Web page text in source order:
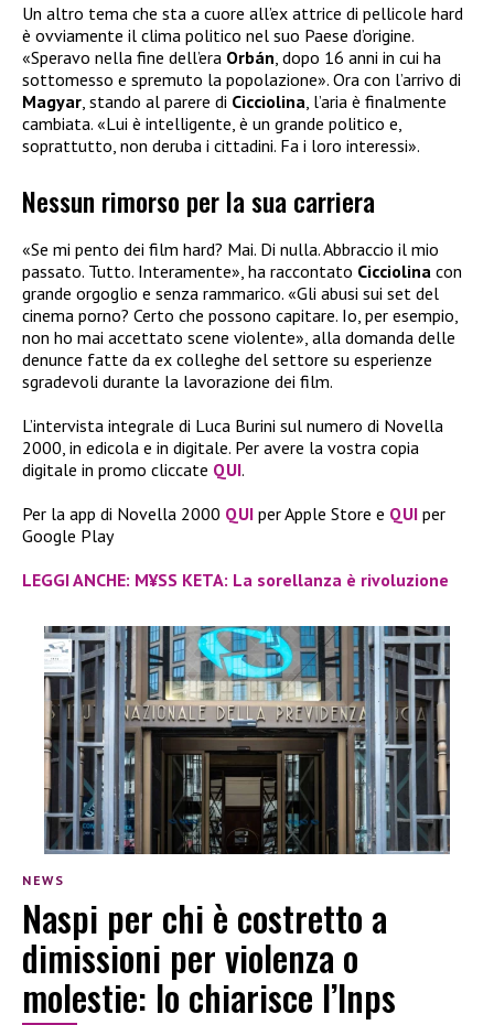
Un altro tema che sta a cuore all’ex attrice di pellicole hard
è ovviamente il clima politico nel suo Paese d’origine.
«Speravo nella fine dell’era Orbán , dopo 16 anni in cui ha
sottomesso e spremuto la popolazione». Ora con l’arrivo di
Magyar , stando al parere di Cicciolina , l’aria è finalmente
cambiata. «Lui è intelligente, è un grande politico e,
soprattutto, non deruba i cittadini. Fa i loro interessi».
Nessun rimorso per la sua carriera
«Se mi pento dei film hard? Mai. Di nulla. Abbraccio il mio
passato. Tutto. Interamente», ha raccontato Cicciolina con
grande orgoglio e senza rammarico. «Gli abusi sui set del
cinema porno? Certo che possono capitare. Io, per esempio,
non ho mai accettato scene violente», alla domanda delle
denunce fatte da ex colleghe del settore su esperienze
sgradevoli durante la lavorazione dei film.
L’intervista integrale di Luca Burini sul numero di Novella
2000, in edicola e in digitale. Per avere la vostra copia
digitale in promo cliccate QUI.
Per la app di Novella 2000 QUI per Apple Store e QUI per
Google Play
LEGGI ANCHE: M¥SS KETA: La sorellanza è rivoluzione
NEWS
Naspi per chi è costretto a
dimissioni per violenza o
molestie: lo chiarisce l’Inps